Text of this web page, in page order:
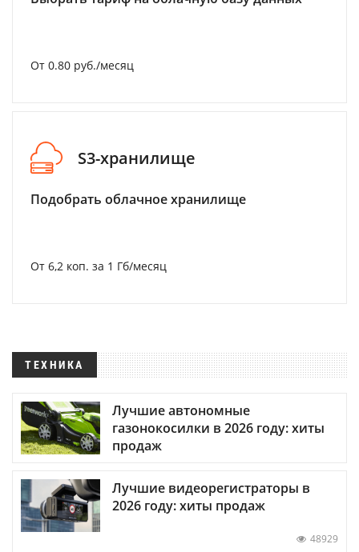
От 0.80 руб./месяц
S3-хранилище
Подобрать облачное хранилище
От 6,2 коп. за 1 Гб/месяц
ТЕХНИКА
Лучшие автономные
газонокосилки в 2026 году: хиты
продаж
Лучшие видеорегистраторы в
2026 году: хиты продаж
48929